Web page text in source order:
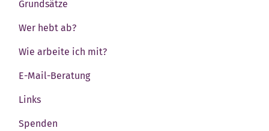
Grundsätze
Wer hebt ab?
Wie arbeite ich mit?
E-Mail-Beratung
Links
Spenden